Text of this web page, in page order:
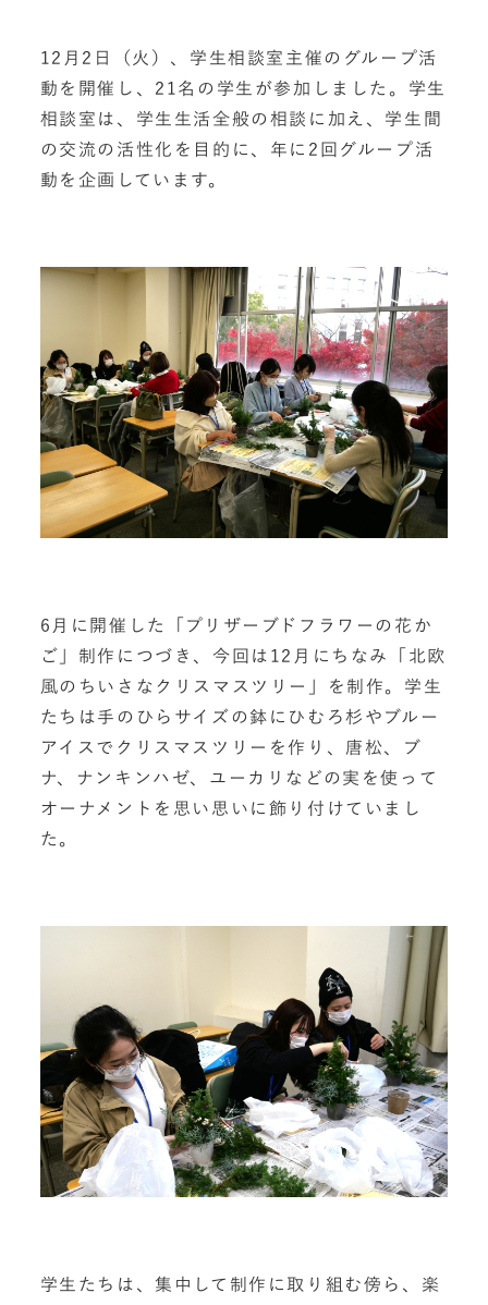
12月2日（火）、学生相談室主催のグループ活
動を開催し、21名の学生が参加しました。学生
相談室は、学生生活全般の相談に加え、学生間
の交流の活性化を目的に、年に2回グループ活
動を企画しています。
6月に開催した「プリザーブドフラワーの花か
ご」制作につづき、今回は12月にちなみ「北欧
風のちいさなクリスマスツリー」を制作。学生
たちは手のひらサイズの鉢にひむろ杉やブルー
アイスでクリスマスツリーを作り、唐松、ブ
ナ、ナンキンハゼ、ユーカリなどの実を使って
オーナメントを思い思いに飾り付けていまし
た。
学生たちは、集中して制作に取り組む傍ら、楽